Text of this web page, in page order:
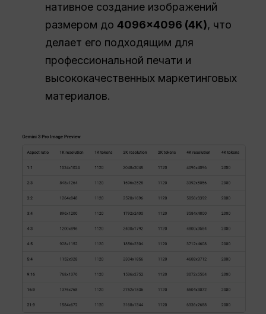
нативное создание изображений
размером до4096×4096 (4K), что
делает его подходящим для
профессиональной печати и
высококачественных маркетинговых
материалов.